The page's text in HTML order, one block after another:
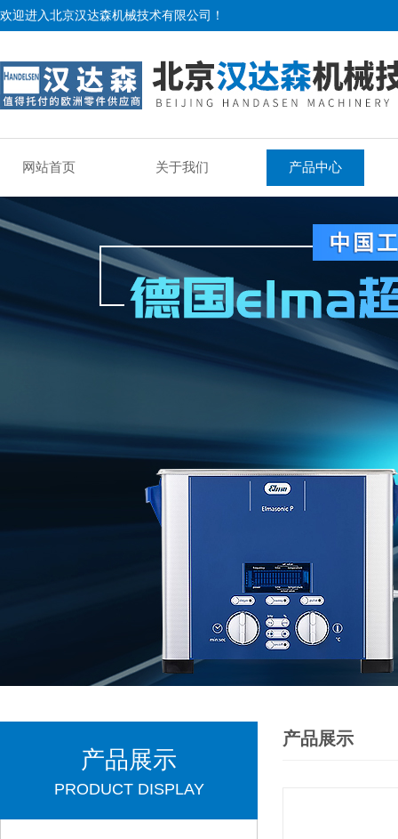
欢迎进入北京汉达森机械技术有限公司！
网站首页 关于我们 产品中心
产品展示
PRODUCT DISPLAY
产品展示